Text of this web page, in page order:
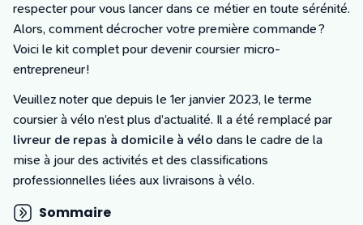
Statut auto-entrepreneur
Programmes de Formation
L’académie
Tarifs
Blog
respecter pour vous lancer dans ce métier en toute sérénité.
Alors, comment décrocher votre première commande ?
Voici le kit complet pour devenir coursier micro-
entrepreneur !
Veuillez noter que depuis le 1er janvier 2023, le terme
coursier à vélo n’est plus d’actualité. Il a été remplacé par
livreur de repas à domicile à vélo dans le cadre de la
mise à jour des activités et des classifications
professionnelles liées aux livraisons à vélo.
Sommaire